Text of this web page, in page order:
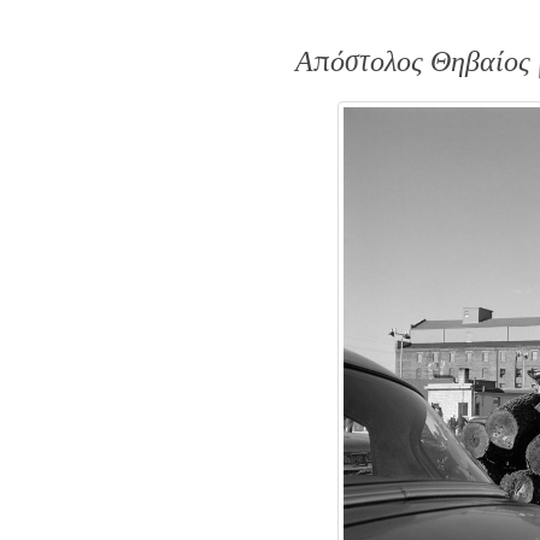
Απόστολος